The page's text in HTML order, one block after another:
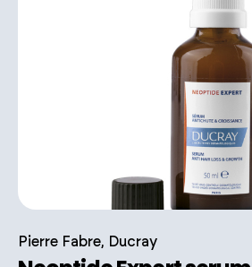
Pierre Fabre, Ducray